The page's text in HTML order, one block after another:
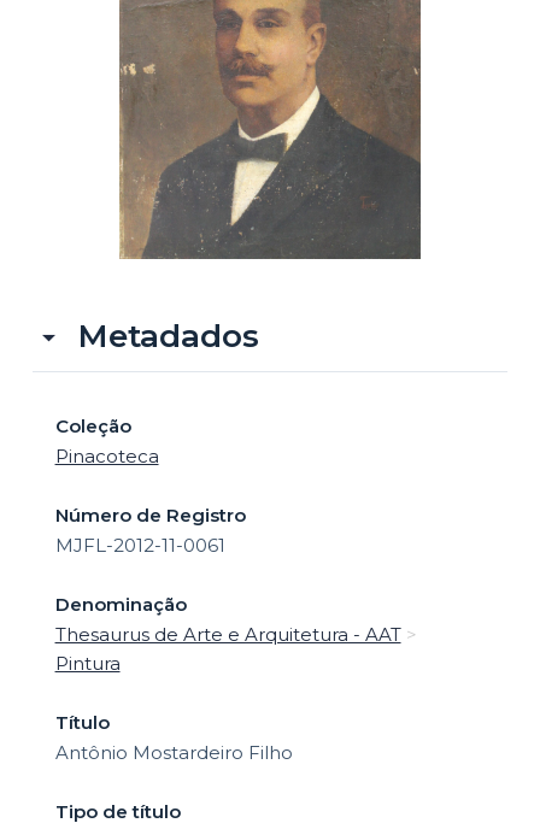
Metadados
Coleção
Pinacoteca
Número de Registro
MJFL-2012-11-0061
Denominação
Thesaurus de Arte e Arquitetura - AAT>
Pintura
Título
Antônio Mostardeiro Filho
Tipo de título